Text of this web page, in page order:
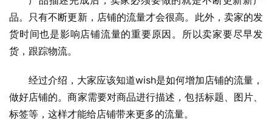
品。只有不断更新，店铺的流量才会很高。此外，卖家的发
货时间也是影响店铺流量的重要原因。所以卖家要尽早发
货，跟踪物流。
经过介绍，大家应该知道wish是如何增加店铺的流量，
做好店铺的。商家需要对商品进行描述，包括标题、图片、
标签等，这样才能给店铺带来更多的流量。